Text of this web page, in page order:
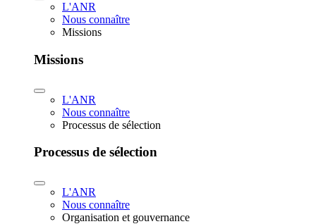
L'ANR
Nous connaître
Missions
Missions
L'ANR
Nous connaître
Processus de sélection
Processus de sélection
L'ANR
Nous connaître
Organisation et gouvernance